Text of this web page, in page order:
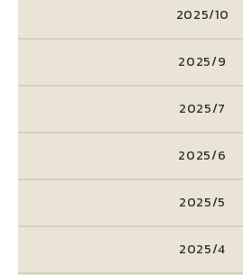
2025/10
2025/9
2025/7
2025/6
2025/5
2025/4